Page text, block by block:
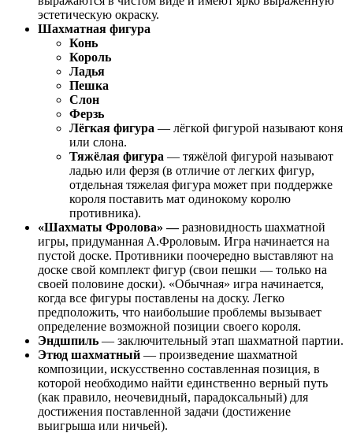
эстетическую окраску.
Шахматная фигура
Конь
Король
Ладья
Пешка
Слон
Ферзь
Лёгкая фигура — лёгкой фигурой называют коня
или слона.
Тяжёлая фигура — тяжёлой фигурой называют
ладью или ферзя (в отличие от легких фигур,
отдельная тяжелая фигура может при поддержке
короля поставить мат одинокому королю
противника).
«Шахматы Фролова» —разновидность шахматной
игры, придуманная А.Фроловым. Игра начинается на
пустой доске. Противники поочередно выставляют на
доске свой комплект фигур (свои пешки — только на
своей половине доски). «Обычная» игра начинается,
когда все фигуры поставлены на доску. Легко
предположить, что наибольшие проблемы вызывает
определение возможной позиции своего короля.
Эндшпиль — заключительный этап шахматной партии.
Этюд шахматный — произведение шахматной
композиции, искусственно составленная позиция, в
которой необходимо найти единственно верный путь
(как правило, неочевидный, парадоксальный) для
достижения поставленной задачи (достижение
выигрыша или ничьей).